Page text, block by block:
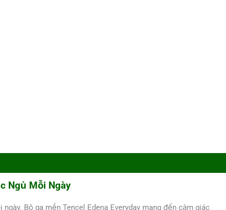
Ngủ Mỗi Ngày
Bộ ga mền Tencel Edena Everyday mang đến cảm giác